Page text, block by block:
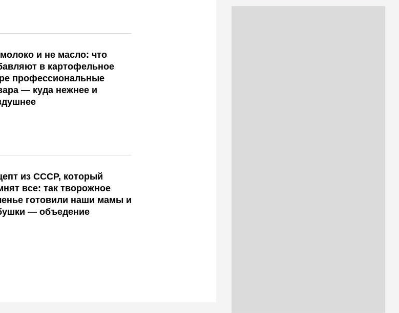
и не масло: что
в картофельное
профессиональные
— куда нежнее и
из СССР, который
все: так творожное
готовили наши мамы и
— объедение